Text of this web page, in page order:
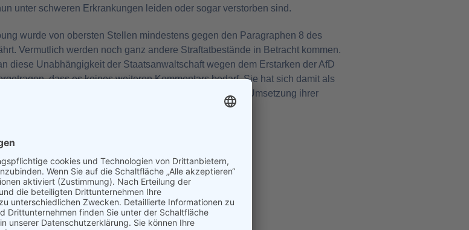
unter schweren Erkrankungen leiden oder sogar verstorben sind.
wurde von obersten Stellen mindestens gegen den Paragraphen 8 des
Vermutlich werden noch ganz andere Straftatbestände in Betracht kommen.
diese Unabhängigkeit der Staatsanwaltschaft wegen dem Erstarken der AfD
dass es keines weiteren Kommentars bedarf. Sie hat sich damit als
sind – Vasallen der Innenministerien. Deshalb ist die Umsetzung ihrer
: